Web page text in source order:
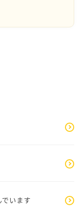
も触れられてい
かはまあ様自身
、誰と子どもを
やむを得ない理
支えなければな
のステップに進
ですから…そし
りをせず、ご
います